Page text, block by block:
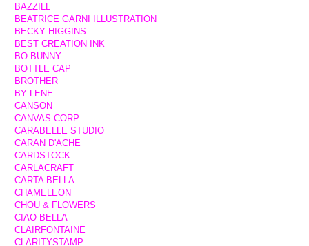
BAZZILL
BEATRICE GARNI ILLUSTRATION
BECKY HIGGINS
BEST CREATION INK
BO BUNNY
BOTTLE CAP
BROTHER
BY LENE
CANSON
CANVAS CORP
CARABELLE STUDIO
CARAN D'ACHE
CARDSTOCK
CARLACRAFT
CARTA BELLA
CHAMELEON
CHOU & FLOWERS
CIAO BELLA
CLAIRFONTAINE
CLARITYSTAMP